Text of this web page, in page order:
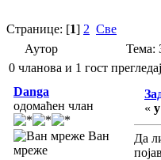
Странице: [1] 2 Све
Аутор
Тема:
0 чланова и 1 гост
Danga
одомаћен члан
Ван
мреже
«
Да